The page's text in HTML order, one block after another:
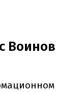
Воинов